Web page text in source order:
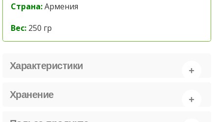
Страна:Армения
Вес: 250 гр
Характеристики
Хранение